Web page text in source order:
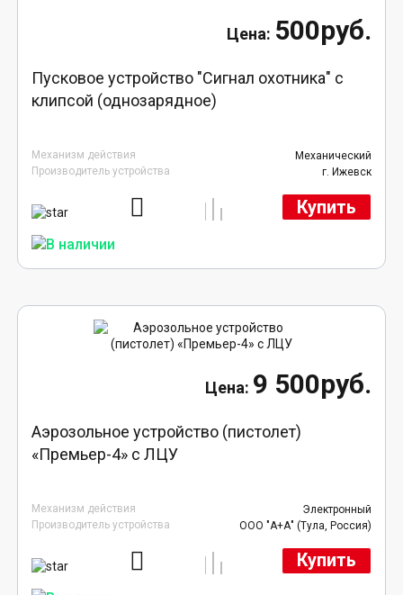
500руб.
Пусковое устройство "Сигнал охотника" с
клипсой (однозарядное)
Механизм действия
Механический
Производитель устройства
г. Ижевск
Купить
9 500руб.
Аэрозольное устройство (пистолет)
«Премьер-4» с ЛЦУ
Механизм действия
Электронный
Производитель устройства
ООО "А+А" (Тула, Россия)
Купить